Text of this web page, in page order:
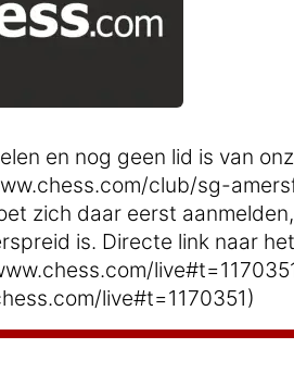
en nog geen lid is van
club/sg-
zich daar eerst
is. Directe link naar
live#t=1170351)